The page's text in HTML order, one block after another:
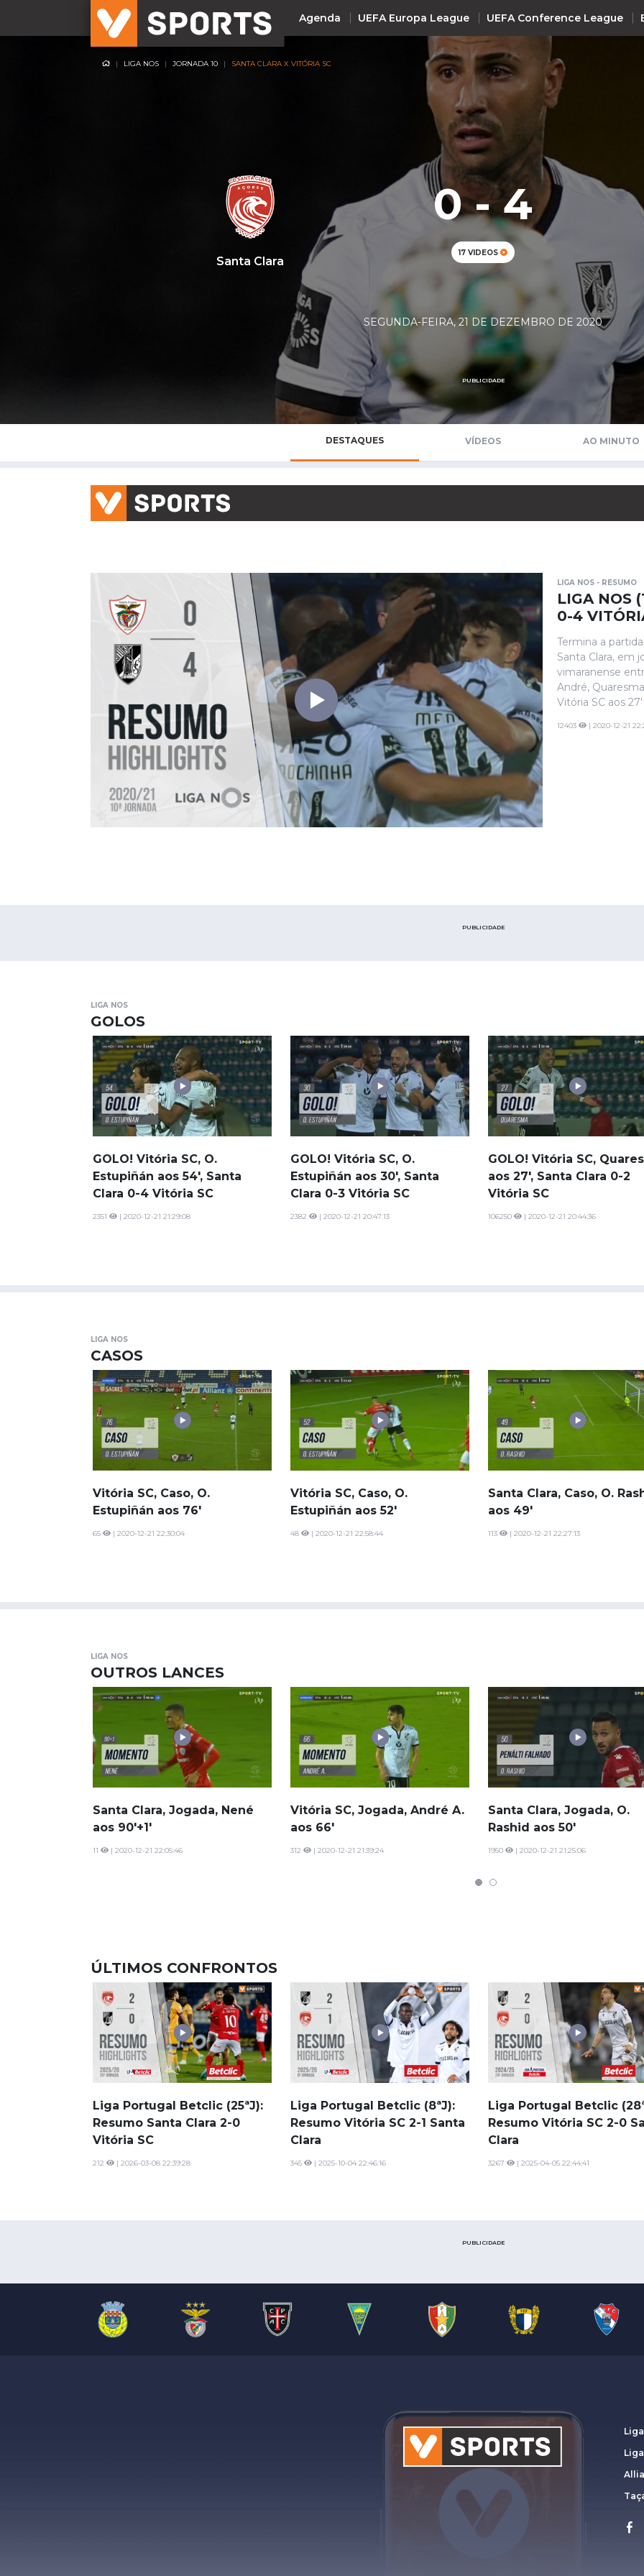
Agenda UEFA Europa League UEFA Conference League
INTERNACIONAL
UEFA Champions League
UEFA Europa League
UEFA Conference League
Premier League
La Liga
Serie A
Saudi Pro League
Brasileirão
Mundial 2026
LIGA NOS JORNADA 10 SANTA CLARA X VITÓRIA SC
Santa Clara
0 - 4
17 VIDEOS
SEGUNDA-FEIRA, 21 DE DEZEMBRO DE 2020
PUBLICIDADE
DESTAQUES VÍDEOS AO MINUTO
LIGA NOS - RESUMO
LIGA NOS
0-4
Termina a
Santa Clara, em
vimaranense
André,
Vitória SC aos
12403 | 2020-12-21
PUBLICIDADE
LIGA NOS
GOLOS
GOLO! Vitória SC, O.
Estupiñán aos 54', Santa
Clara 0-4 Vitória SC
2351 | 2020-12-21 21:29:08
GOLO! Vitória SC, O.
Estupiñán aos 30', Santa
Clara 0-3 Vitória SC
2382 | 2020-12-21 20:47:13
GOLO! Vitória SC,
aos 27', Santa Clara 0-2
Vitória SC
106250 | 2020-12-21 20:44:36
LIGA NOS
CASOS
Vitória SC, Caso, O.
Estupiñán aos 76'
65 | 2020-12-21 22:30:04
Vitória SC, Caso, O.
Estupiñán aos 52'
48 | 2020-12-21 22:58:44
Santa Clara, Caso, O.
aos 49'
113 | 2020-12-21 22:27:13
LIGA NOS
OUTROS LANCES
Santa Clara, Jogada, Nené
aos 90'+1'
11 | 2020-12-21 22:05:46
Vitória SC, Jogada, André A.
aos 66'
312 | 2020-12-21 21:39:24
Santa Clara, Jogada, O.
Rashid aos 50'
1950 | 2020-12-21 21:25:06
ÚLTIMOS CONFRONTOS
Liga Portugal Betclic (25ªJ):
Resumo Santa Clara 2-0
Vitória SC
212 | 2026-03-08 22:39:28
Liga Portugal Betclic (8ªJ):
Resumo Vitória SC 2-1 Santa
Clara
345 | 2025-10-04 22:46:16
Liga Portugal Betclic
Resumo Vitória SC 2-0
Clara
3267 | 2025-04-05 22:44:41
PUBLICIDADE